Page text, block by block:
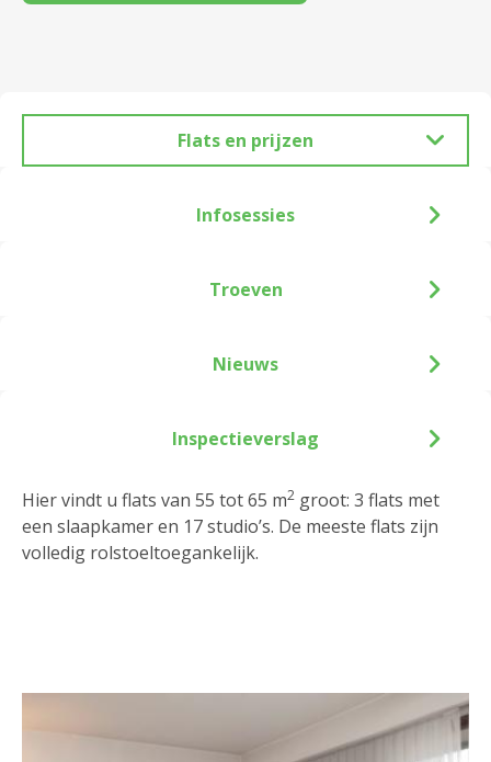
Flats en prijzen
Hier vindt u flats van 55 tot 65 m2 groot: 3 flats met
een slaapkamer en 17 studio’s. De meeste flats zijn
volledig rolstoeltoegankelijk.
Infosessies
Troeven
Nieuws
Inspectieverslag